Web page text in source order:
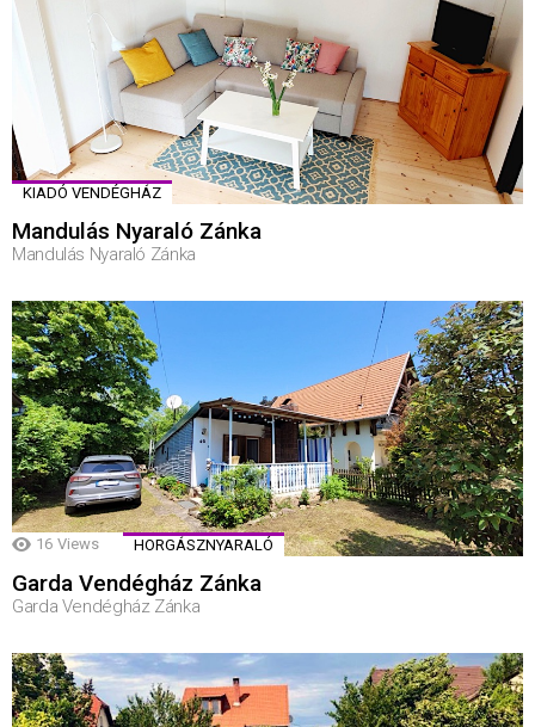
KIADÓ VENDÉGHÁZ
Mandulás Nyaraló Zánka
Mandulás Nyaraló Zánka
16 Views HORGÁSZNYARALÓ
Garda Vendégház Zánka
Garda Vendégház Zánka